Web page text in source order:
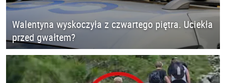
Walentyna wyskoczyła z czwartego piętra. Uciekła
przed gwałtem?